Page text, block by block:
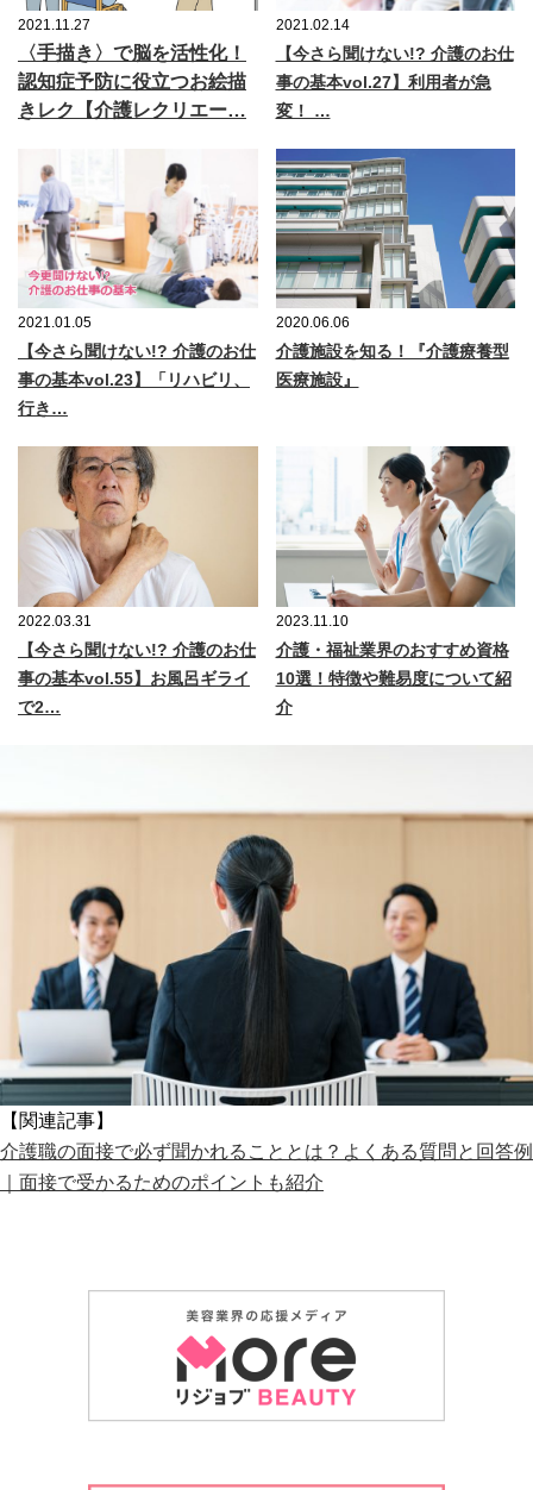
2021.11.27
〈手描き〉で脳を活性化！
認知症予防に役立つお絵描
きレク【介護レクリエー…
2021.02.14
【今さら聞けない!? 介護のお仕
事の基本vol.27】利用者が急
変！ …
2021.01.05
【今さら聞けない!? 介護のお仕
事の基本vol.23】「リハビリ、
行き…
2020.06.06
介護施設を知る！『介護療養型
医療施設』
2022.03.31
【今さら聞けない!? 介護のお仕
事の基本vol.55】お風呂ギライ
で2…
2023.11.10
介護・福祉業界のおすすめ資格
10選！特徴や難易度について紹
介
【関連記事】
介護職の面接で必ず聞かれることとは？よくある質問と回答例
｜面接で受かるためのポイントも紹介